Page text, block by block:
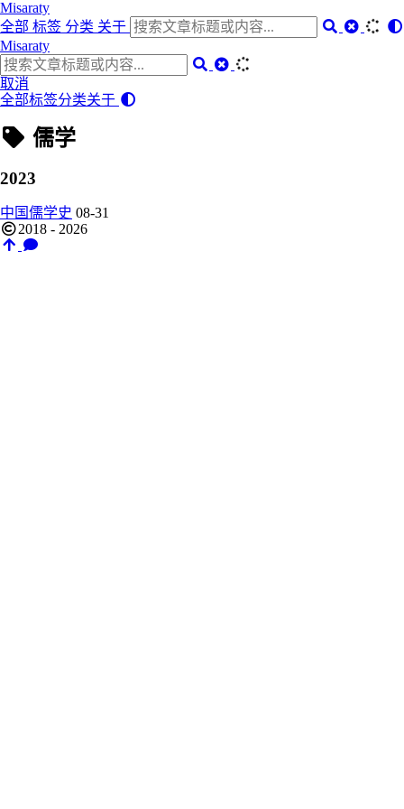
Misaraty
全部 标签 分类 关于
Misaraty
取消
全部标签分类关于
儒学
2023
中国儒学史 08-31
2018 - 2026